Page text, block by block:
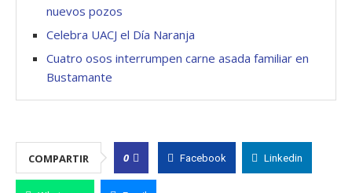
nuevos pozos
Celebra UACJ el Día Naranja
Cuatro osos interrumpen carne asada familiar en
Bustamante
COMPARTIR 0 Facebook Linkedin